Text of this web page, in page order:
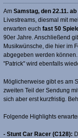
Am Samstag, den 22.11.
Livestreams, diesmal mit
erwarten euch fast 50
90er Jahre. Anschließend
Musikwünsche, die hier im
abgegeben werden
"Patrick" wird ebenfalls
Möglicherweise gibt es am
zweiten Teil der Sendung
sich aber erst kurzfristig.
Folgende Highlights
- Stunt Car Racer (C128):